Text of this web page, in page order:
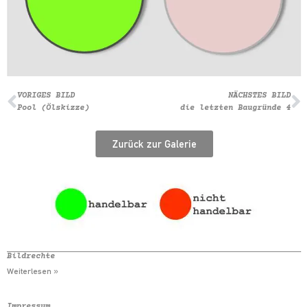
VORIGES BILD
Pool (Ölskizze)
NÄCHSTES BILD
die letzten Baugründe 4
Zurück zur Galerie
Bildrechte
Weiterlesen »